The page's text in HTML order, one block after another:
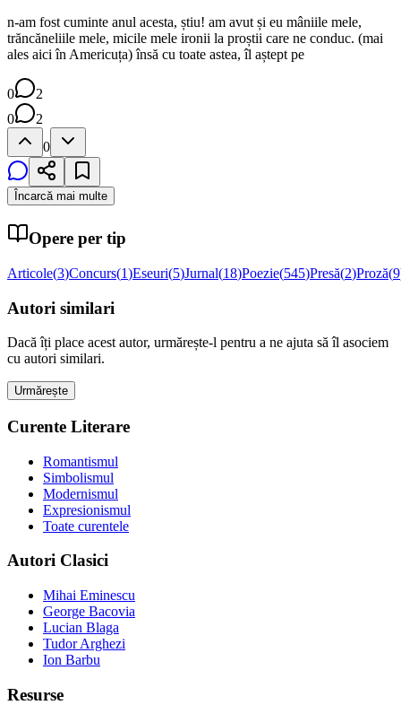
n-am fost cuminte anul acesta, știu! am avut și eu mâniile mele,
trăncăneliile mele, micile mele ironii la proștii care ne conduc. (mai
ales aici în Americuța) însă cu toate astea, îl aștept pe
0
2
0
2
0
Încarcă mai multe
Opere per tip
Articole(3)Concurs(1)Eseuri(5)Jurnal(18)Poezie(545)Presă(2)Proză(9
Autori similari
Dacă îți place acest autor, urmărește-l pentru a ne ajuta să îl asociem
cu autori similari.
Urmărește
Curente Literare
Romantismul
Simbolismul
Modernismul
Expresionismul
Toate curentele
Autori Clasici
Mihai Eminescu
George Bacovia
Lucian Blaga
Tudor Arghezi
Ion Barbu
Resurse